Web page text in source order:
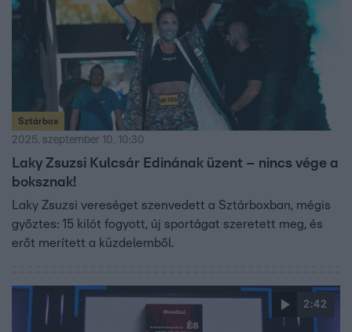
Sztárbox
2025. szeptember 10. 10:30
Laky Zsuzsi Kulcsár Edinának üzent – nincs vége a
boksznak!
Laky Zsuzsi vereséget szenvedett a Sztárboxban, mégis
győztes: 15 kilót fogyott, új sportágat szeretett meg, és
erőt merített a küzdelemből.
2:42